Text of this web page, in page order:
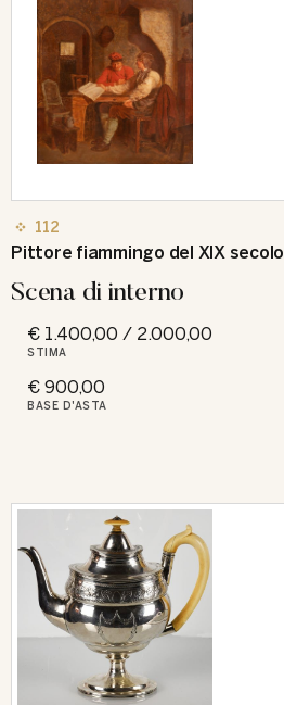
112
Pittore fiammingo del XIX secolo
Scena di interno
€ 1.400,00 / 2.000,00
STIMA
€ 900,00
BASE D'ASTA